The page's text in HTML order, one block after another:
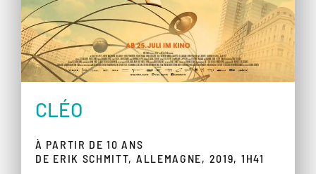
CLÉO
À PARTIR DE 10 ANS
DE ERIK SCHMITT, ALLEMAGNE, 2019, 1H41